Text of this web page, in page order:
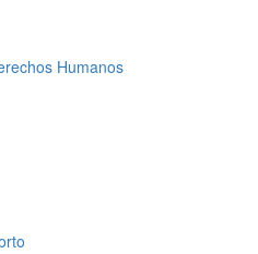
Humanos